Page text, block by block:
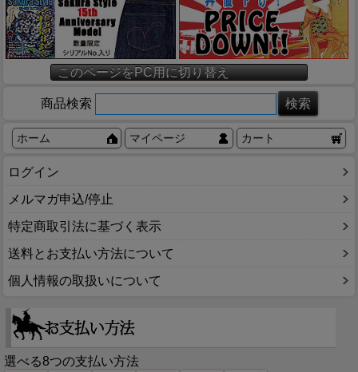
このページをPC用に切り替え
商品検索
ホーム マイページ カート
ログイン
メルマガ申込/停止
特定商取引法に基づく表示
送料とお支払い方法について
個人情報の取扱いについて
選べる8つの支払い方法